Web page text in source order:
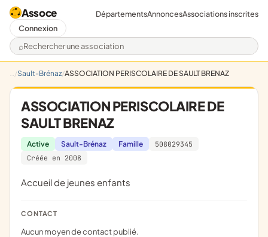
Assoce
Rechercher une association
DépartementsAnnoncesAssociations inscrites
Connexion
Sault-Brénaz ASSOCIATION PERISCOLAIRE DE SAULT BRENAZ
ASSOCIATION PERISCOLAIRE DE
SAULT BRENAZ
Active Sault-Brénaz Famille
508029345
Créée en 2008
Accueil de jeunes enfants
CONTACT
Aucun moyen de contact publié.